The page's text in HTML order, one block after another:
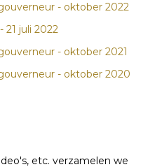
- oktober 2022
21 juli 2022
- oktober 2021
- oktober 2020
etc. verzamelen we